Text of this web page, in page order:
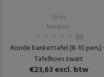
Tafels
Meubilair
(0)
Ronde bankettafel (8-10 pers.)
Tafelhoes zwart
€23,63 excl. btw